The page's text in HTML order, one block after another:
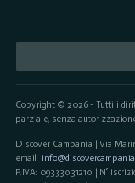
Copyright © 2026 - Tutti i
parziale, senza
Discover Campania | Via
email:
P.IVA: 09333031210 | N°